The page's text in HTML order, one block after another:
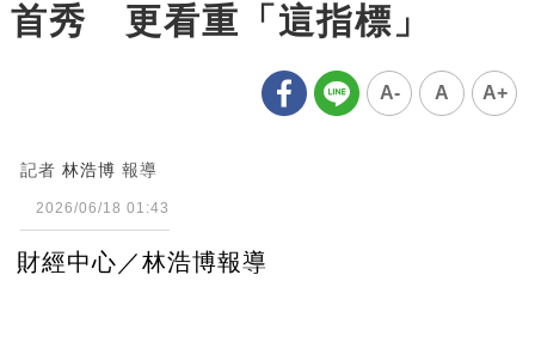
首秀 更看重「這指標」
A- A A+
記者 林浩博 報導
2026/06/18 01:43
財經中心／林浩博報導